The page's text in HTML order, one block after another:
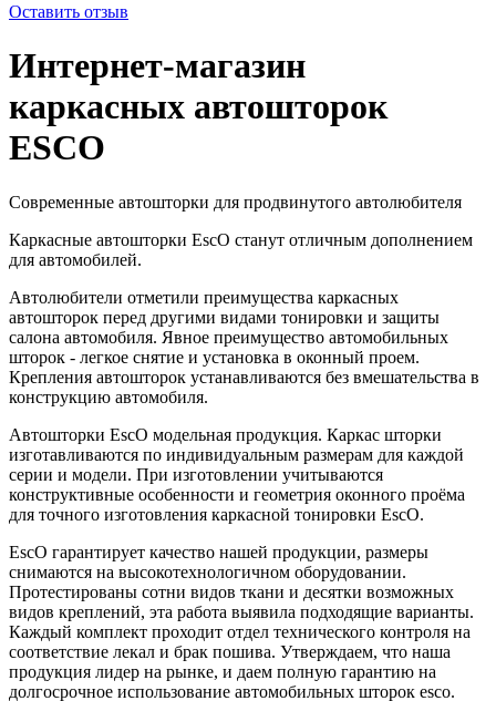
Оставить отзыв
Интернет-магазин
каркасных автошторок
ESCO
Современные автошторки для продвинутого автолюбителя
Каркасные автошторки EscO станут отличным дополнением
для автомобилей.
Автолюбители отметили преимущества каркасных
автошторок перед другими видами тонировки и защиты
салона автомобиля. Явное преимущество автомобильных
шторок - легкое снятие и установка в оконный проем.
Крепления автошторок устанавливаются без вмешательства в
конструкцию автомобиля.
Автошторки EscO модельная продукция. Каркас шторки
изготавливаются по индивидуальным размерам для каждой
серии и модели. При изготовлении учитываются
конструктивные особенности и геометрия оконного проёма
для точного изготовления каркасной тонировки EscO.
EscO гарантирует качество нашей продукции, размеры
снимаются на высокотехнологичном оборудовании.
Протестированы сотни видов ткани и десятки возможных
видов креплений, эта работа выявила подходящие варианты.
Каждый комплект проходит отдел технического контроля на
соответствие лекал и брак пошива. Утверждаем, что наша
продукция лидер на рынке, и даем полную гарантию на
долгосрочное использование автомобильных шторок esco.